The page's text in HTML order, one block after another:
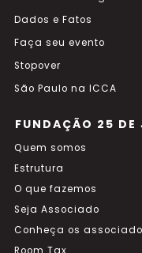
Dados e Fatos
Faça seu evento
Stopover
São Paulo na ICCA
FUNDAÇÃO 25 DE
Quem somos
Estrutura
O que fazemos
Seja Associado
Conheça os